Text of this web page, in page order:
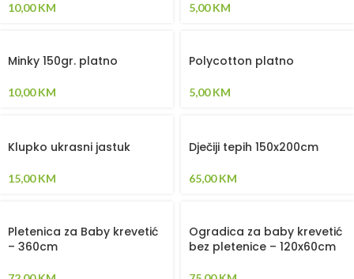
10,00KM 5,00KM
Minky 150gr. platno
10,00KM
Polycotton platno
5,00KM
Klupko ukrasni jastuk
15,00KM
Dječiji tepih 150x200cm
65,00KM
Pletenica za Baby krevetić
– 360cm
Ogradica za baby krevetić
bez pletenice – 120x60cm